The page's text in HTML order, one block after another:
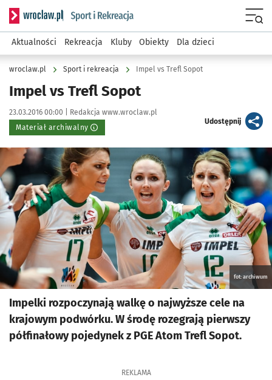
Serwis informacyjny wroclaw.pl podserwis: Sport i rekreacja
Aktualności Rekreacja Kluby Obiekty Dla dzieci
wroclaw.pl Sport i rekreacja Impel vs Trefl Sopot
Impel vs Trefl Sopot
Data publikacji:
23.03.2016 00:00 | Autor:
Redakcja www.wroclaw.pl
Materiał archiwalny
Udostępnijartykuł
Kliknij, aby powiększyć
fot: archiwum
Impelki rozpoczynają walkę o najwyższe cele na
krajowym podwórku. W środę rozegrają pierwszy
półfinałowy pojedynek z PGE Atom Trefl Sopot.
REKLAMA